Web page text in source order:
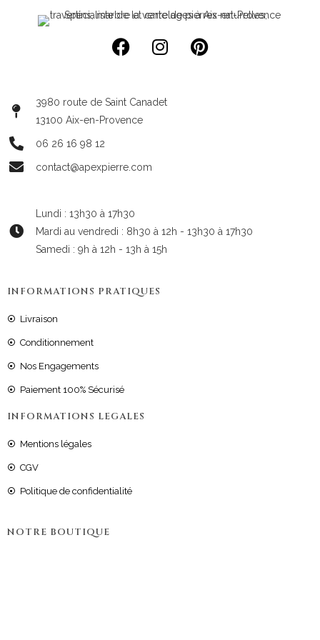
3980 route de Saint Canadet
13100 Aix-en-Provence
06 26 16 98 12
contact@apexpierre.com
Lundi : 13h30 à 17h30
Mardi au vendredi : 8h30 à 12h - 13h30 à 17h30
Samedi : 9h à 12h - 13h à 15h
INFORMATIONS PRATIQUES
Livraison
Conditionnement
Nos Engagements
Paiement 100% Sécurisé
INFORMATIONS LEGALES
Mentions légales
CGV
Politique de confidentialité
NOTRE BOUTIQUE